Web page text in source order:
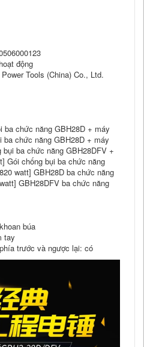
động
Tools (China) Co., Ltd.
ba chức năng GBH28D + máy
chức năng GBH28D + máy
ba chức năng GBH28DFV +
Gói chống bụi ba chức năng
watt] GBH28D ba chức năng
GBH28DFV ba chức năng
búa
tay
trước và ngược lại: có